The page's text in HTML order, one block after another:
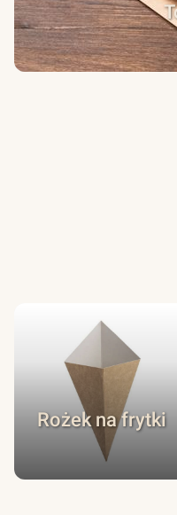
Rożek na frytki